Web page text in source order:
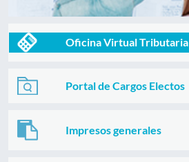
Oficina Virtual Tributaria
Portal de Cargos Electos
Impresos generales